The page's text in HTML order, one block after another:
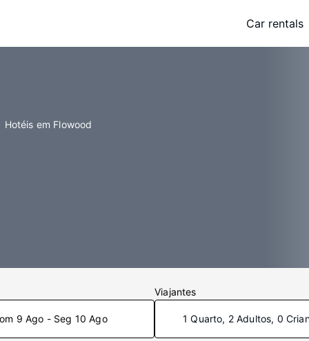
Car rentals
Hotéis em Flowood
9 Ago - Seg 10 Ago
Viajantes
1 Quarto, 2 Adultos, 0